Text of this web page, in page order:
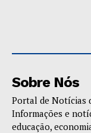
Sobre Nós
Portal de Notícias
Informações e
educação,